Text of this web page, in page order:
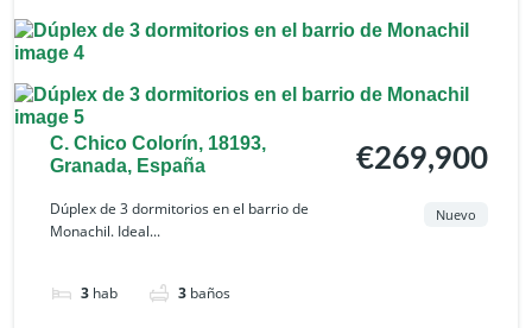
C. Chico Colorín, 18193,
Granada, España
Dúplex de 3 dormitorios en el barrio de
Monachil. Ideal...
3 hab 3 baños
€269,900
Nuevo